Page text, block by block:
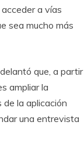
a vías
sea mucho más
que, a partir
ampliar la
la aplicación
una entrevista